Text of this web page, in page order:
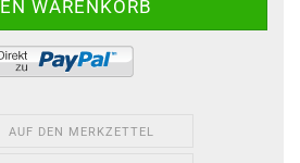
AUF DEN MERKZETTEL